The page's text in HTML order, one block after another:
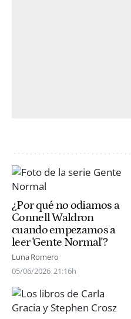
¿Por qué no odiamos a
Connell Waldron
cuando empezamos a
leer 'Gente Normal'?
Luna Romero
05/06/2026 21:16h